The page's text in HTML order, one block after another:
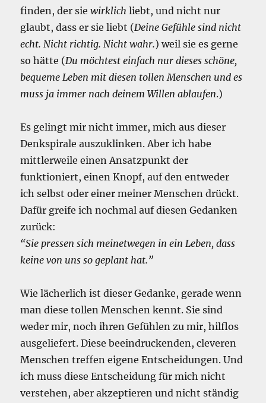
finden, der siewirklich liebt, und nicht nur
glaubt, dass er sie liebt (Deine Gefühle sind nicht
echt. Nicht richtig. Nicht wahr.) weil sie es gerne
so hätte (Du möchtest einfach nur dieses schöne,
bequeme Leben mit diesen tollen Menschen und es
muss ja immer nach deinem Willen ablaufen.)
Es gelingt mir nicht immer, mich aus dieser
Denkspirale auszuklinken. Aber ich habe
mittlerweile einen Ansatzpunkt der
funktioniert, einen Knopf, auf den entweder
ich selbst oder einer meiner Menschen drückt.
Dafür greife ich nochmal auf diesen Gedanken
zurück:
“Sie pressen sich meinetwegen in ein Leben, dass
keine von uns so geplant hat.”
Wie lächerlich ist dieser Gedanke, gerade wenn
man diese tollen Menschen kennt. Sie sind
weder mir, noch ihren Gefühlen zu mir, hilflos
ausgeliefert. Diese beeindruckenden, cleveren
Menschen treffen eigene Entscheidungen. Und
ich muss diese Entscheidung für mich nicht
verstehen, aber akzeptieren und nicht ständig